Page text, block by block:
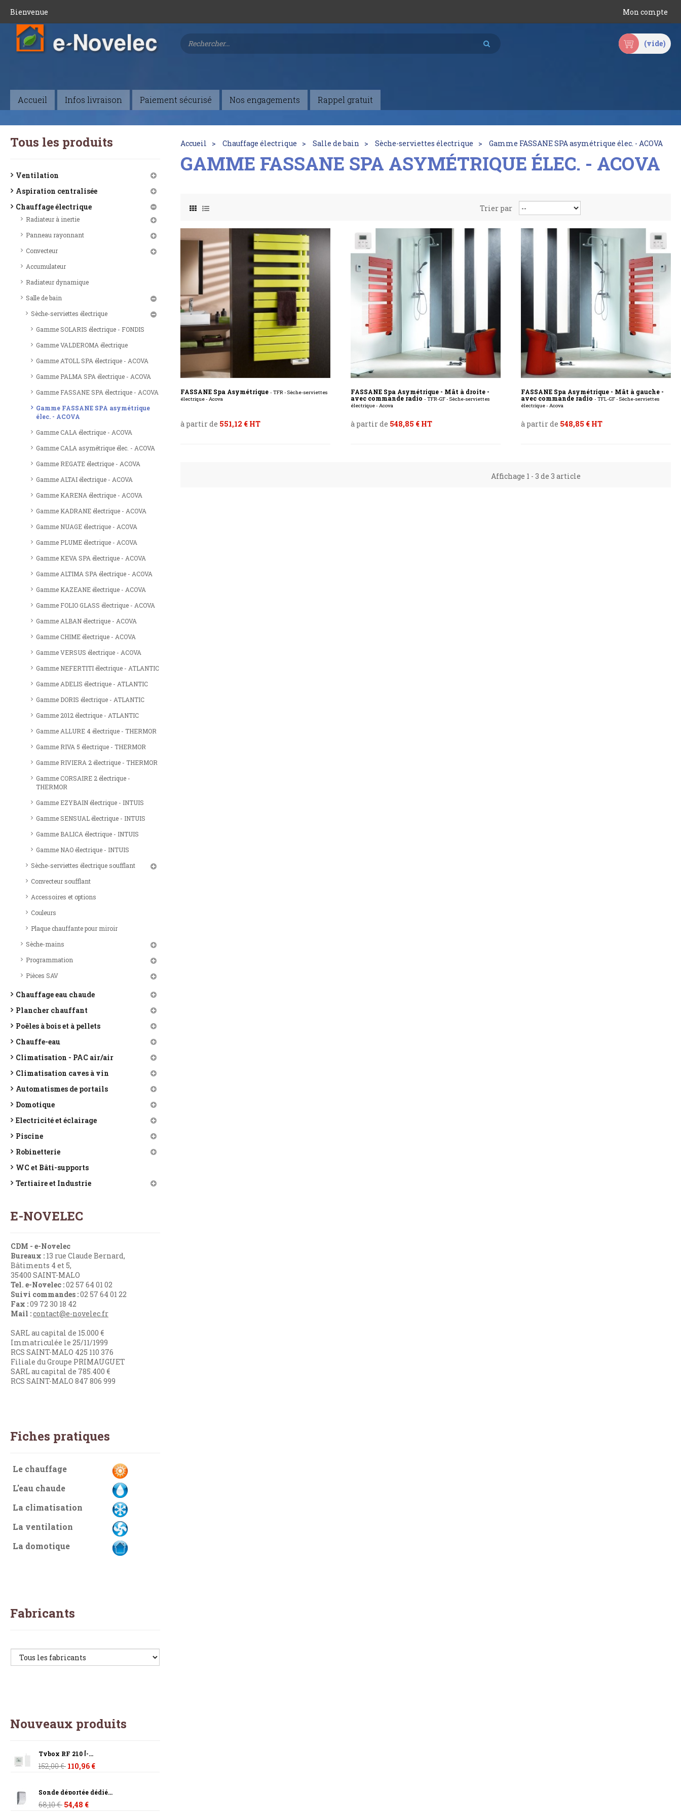
Bienvenue Mon compte
(vide)
Accueil Infos livraison Paiement sécurisé Nos engagements Rappel gratuit
Tous les produits
Ventilation
Aspiration centralisée
Chauffage électrique
Radiateur à inertie
Panneau rayonnant
Convecteur
Accumulateur
Radiateur dynamique
Salle de bain
Sèche-serviettes électrique
Gamme SOLARIS électrique - FONDIS
Gamme VALDEROMA électrique
Gamme ATOLL SPA électrique - ACOVA
Gamme PALMA SPA électrique - ACOVA
Gamme FASSANE SPA électrique - ACOVA
Gamme FASSANE SPA asymétrique
élec. - ACOVA
Gamme CALA électrique - ACOVA
Gamme CALA asymétrique élec. - ACOVA
Gamme REGATE électrique - ACOVA
Gamme ALTAI électrique - ACOVA
Gamme KARENA électrique - ACOVA
Gamme KADRANE électrique - ACOVA
Gamme NUAGE électrique - ACOVA
Gamme PLUME électrique - ACOVA
Gamme KEVA SPA électrique - ACOVA
Gamme ALTIMA SPA électrique - ACOVA
Gamme KAZEANE électrique - ACOVA
Gamme FOLIO GLASS électrique - ACOVA
Gamme ALBAN électrique - ACOVA
Gamme CHIME électrique - ACOVA
Gamme VERSUS électrique - ACOVA
Gamme NEFERTITI électrique - ATLANTIC
Gamme ADELIS électrique - ATLANTIC
Gamme DORIS électrique - ATLANTIC
Gamme 2012 électrique - ATLANTIC
Gamme ALLURE 4 électrique - THERMOR
Gamme RIVA 5 électrique - THERMOR
Gamme RIVIERA 2 électrique - THERMOR
Gamme CORSAIRE 2 électrique -
THERMOR
Gamme EZYBAIN électrique - INTUIS
Gamme SENSUAL électrique - INTUIS
Gamme BALICA électrique - INTUIS
Gamme NAO électrique - INTUIS
Sèche-serviettes électrique soufflant
Convecteur soufflant
Accessoires et options
Couleurs
Plaque chauffante pour miroir
Sèche-mains
Programmation
Pièces SAV
Chauffage eau chaude
Plancher chauffant
Poêles à bois et à pellets
Chauffe-eau
Climatisation - PAC air/air
Climatisation caves à vin
Automatismes de portails
Domotique
Electricité et éclairage
Piscine
Robinetterie
WC et Bâti-supports
Tertiaire et Industrie
E-NOVELEC
CDM - e-Novelec
Bureaux : 13 rue Claude Bernard,
Bâtiments 4 et 5,
35400 SAINT-MALO
Tel. e-Novelec :02 57 64 01 02
Suivi commandes :02 57 64 01 22
Fax :09 72 30 18 42
Mail :contact@e-novelec.fr
SARL au capital de 15.000 €
Immatriculée le 25/11/1999
RCS SAINT-MALO 425 110 376
Filiale du Groupe PRIMAUGUET
SARL au capital de 785.400 €
RCS SAINT-MALO 847 806 999
Fiches pratiques
Le chauffage
L'eau chaude
La climatisation
La ventilation
La domotique
Fabricants
Nouveaux produits
Tybox RF 210 [-...
152,00 € 110,96 €
Sonde déportée dédié...
68,10 € 54,48 €
Accueil Chauffage électrique Salle de bain Sèche-serviettes électrique Gamme FASSANE SPA asymétrique élec. - ACOVA
GAMME FASSANE SPA ASYMÉTRIQUE ÉLEC. - ACOVA
Trier par
FASSANE Spa Asymétrique - TFR - Sèche-serviettes
électrique - Acova
à partir de 551,12 € HT
FASSANE Spa Asymétrique - Mât à droite -
avec commande radio - TFR-GF - Sèche-serviettes
électrique - Acova
à partir de 548,85 € HT
FASSANE Spa Asymétrique - Mât à gauche -
avec commande radio - TFL-GF - Sèche-serviettes
électrique - Acova
à partir de 548,85 € HT
Affichage 1 - 3 de 3 article